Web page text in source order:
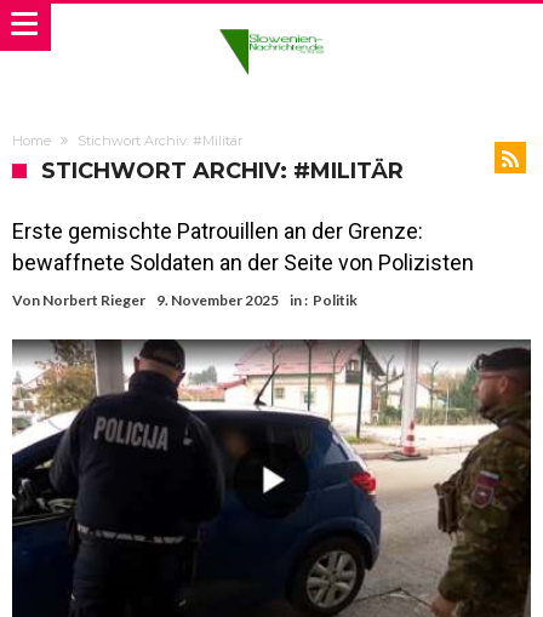
Home Stichwort Archiv: #Militär
STICHWORT ARCHIV: #MILITÄR
Erste gemischte Patrouillen an der Grenze:
bewaffnete Soldaten an der Seite von Polizisten
Von Norbert Rieger 9. November 2025 in : Politik